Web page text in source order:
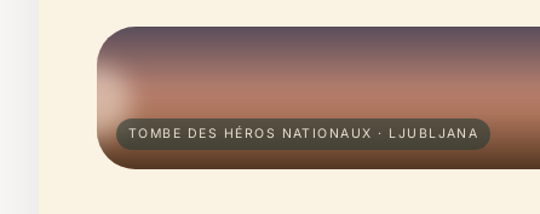
TOMBE DES HÉROS NATIONAUX · LJUBLJANA